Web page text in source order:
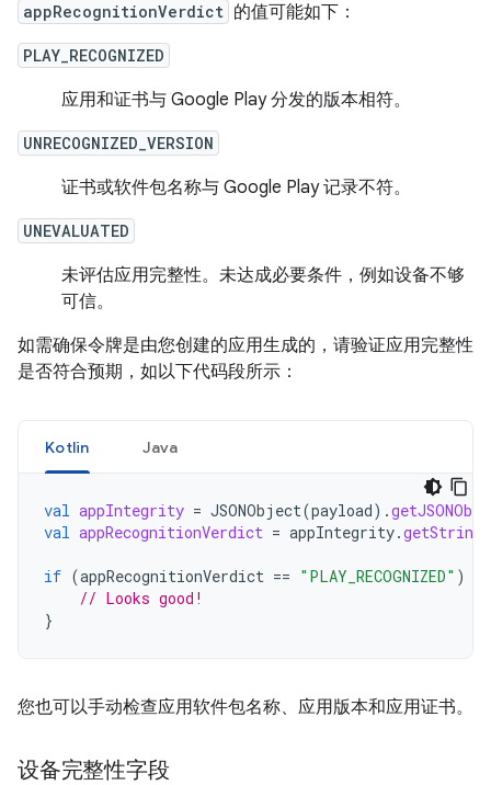
appRecognitionVerdict 的值可能如下：
PLAY_RECOGNIZED
应用和证书与 Google Play 分发的版本相符。
UNRECOGNIZED_VERSION
证书或软件包名称与 Google Play 记录不符。
UNEVALUATED
未评估应用完整性。未达成必要条件，例如设备不够
可信。
如需确保令牌是由您创建的应用生成的，请验证应用完整性
是否符合预期，如以下代码段所示：
Kotlin Java
val appIntegrity = JSONObject(payload).
val appRecognitionVerdict = appIntegrity.getString
if (appRecognitionVerdict == "PLAY_RECOGNIZED" )
// Looks good!
}
您也可以手动检查应用软件包名称、应用版本和应用证书。
设备完整性字段